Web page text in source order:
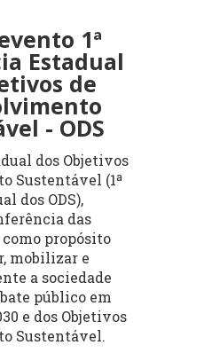
1ª
Estadual
de
- ODS
dos Objetivos
Sustentável (1ª
dos ODS),
das
propósito
mobilizar e
a sociedade
público em
e dos Objetivos
Sustentável.